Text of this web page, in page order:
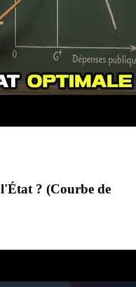
? (Courbe de